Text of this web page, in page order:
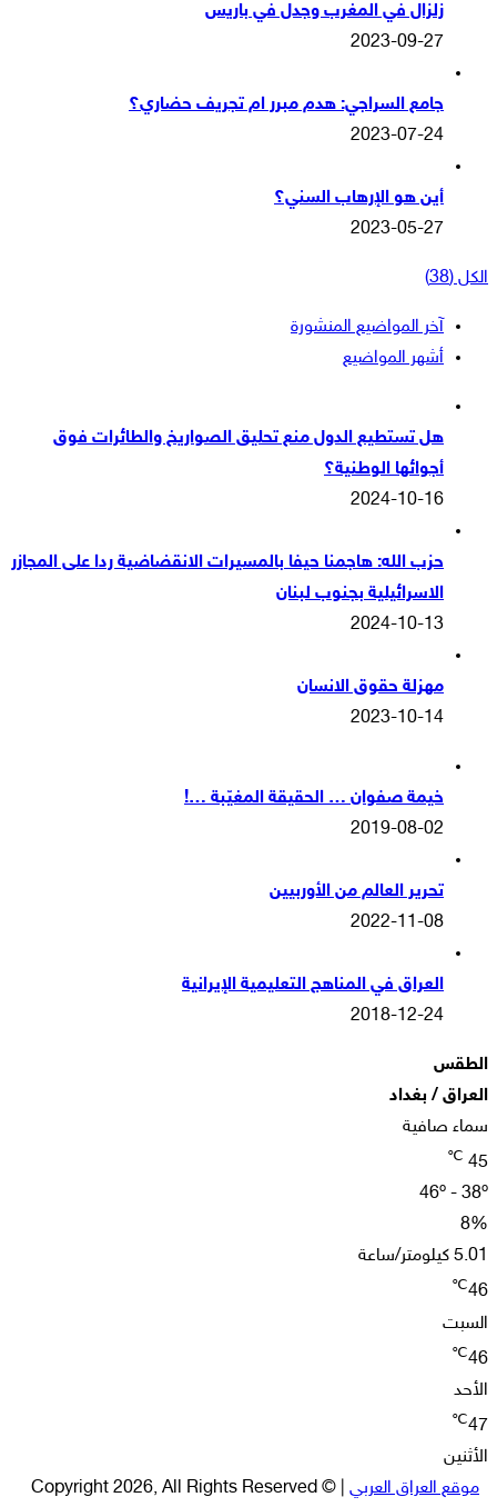
زلزال في المغرب وجدل في باريس
2023-09-27
جامع السراجي: هدم مبرر ام تجريف حضاري؟
2023-07-24
أين هو الإرهاب السني؟
2023-05-27
الكل (38)
آخر المواضيع المنشورة
أشهر المواضيع
هل تستطيع الدول منع تحليق الصواريخ والطائرات فوق
أجوائها الوطنية؟
2024-10-16
حزب الله: هاجمنا حيفا بالمسيرات الانقضاضية ردا على المجازر
الاسرائيلية بجنوب لبنان
2024-10-13
مهزلة حقوق الانسان
2023-10-14
خيمة صفوان … الحقيقة المغيّبة …!
2019-08-02
تحرير العالم من الأوربيين
2022-11-08
العراق في المناهج التعليمية الإيرانية
2018-12-24
الطقس
العراق / بغداد
سماء صافية
45
℃
46º - 38º
8%
5.01 كيلومتر/ساعة
46
℃
السبت
46
℃
الأحد
47
℃
الأثنين
موقع العراق العربي | © Copyright 2026, All Rights Reserved